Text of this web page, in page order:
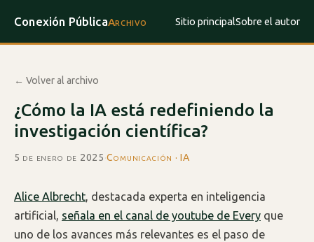
Conexión PúblicaArchivo Sitio principalSobre el autor
← Volver al archivo
¿Cómo la IA está redefiniendo la
investigación científica?
5 de enero de 2025·Comunicación · IA
Alice Albrecht, destacada experta en inteligencia
artificial, señala en el canal de youtube de Every que
uno de los avances más relevantes es el paso de